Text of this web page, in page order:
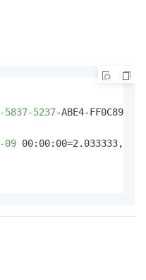
-5837-5237-ABE4-
-09 00:00:00=2.033333,